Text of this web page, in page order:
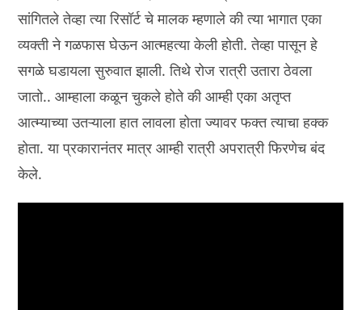
सांगितले तेव्हा त्या रिसॉर्ट चे मालक म्हणाले की त्या भागात एका
व्यक्ती ने गळफास घेऊन आत्महत्या केली होती. तेव्हा पासून हे
सगळे घडायला सुरुवात झाली. तिथे रोज रात्री उतारा ठेवला
जातो.. आम्हाला कळून चुकले होते की आम्ही एका अतृप्त
आत्म्याच्या उतऱ्याला हात लावला होता ज्यावर फक्त त्याचा हक्क
होता. या प्रकारानंतर मात्र आम्ही रात्री अपरात्री फिरणेच बंद
केले.